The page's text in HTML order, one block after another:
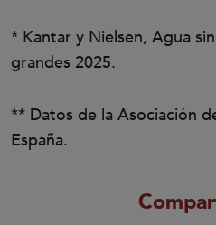
* Kantar y Nielsen, Agua
grandes 2025.
** Datos de la Asociación
España.